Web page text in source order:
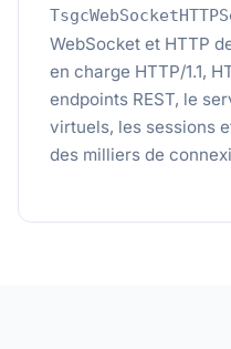
WebSocket et HTTP
en charge HTTP/1.1,
endpoints REST, le
virtuels, les sessions
des milliers de